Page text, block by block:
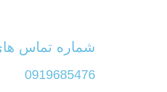
شماره تماس
0919685476